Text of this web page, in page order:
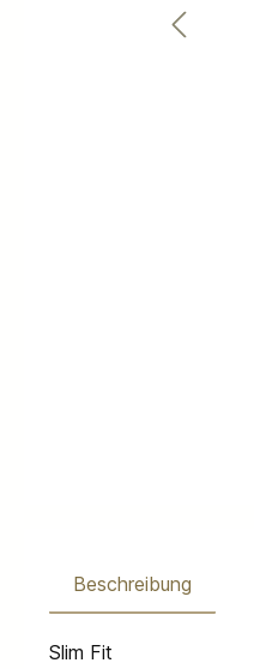
Beschreibung
Slim Fit